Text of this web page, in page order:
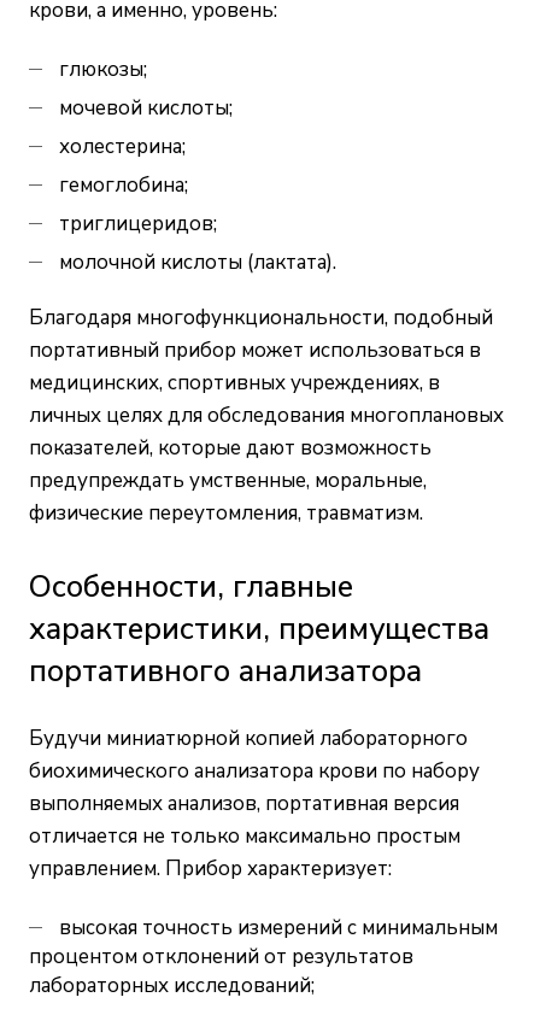
крови, а именно, уровень:
глюкозы;
мочевой кислоты;
холестерина;
гемоглобина;
триглицеридов;
молочной кислоты (лактата).
Благодаря многофункциональности, подобный
портативный прибор может использоваться в
медицинских, спортивных учреждениях, в
личных целях для обследования многоплановых
показателей, которые дают возможность
предупреждать умственные, моральные,
физические переутомления, травматизм.
Особенности, главные
характеристики, преимущества
портативного анализатора
Будучи миниатюрной копией лабораторного
биохимического анализатора крови по набору
выполняемых анализов, портативная версия
отличается не только максимально простым
управлением. Прибор характеризует:
высокая точность измерений с минимальным
процентом отклонений от результатов
лабораторных исследований;